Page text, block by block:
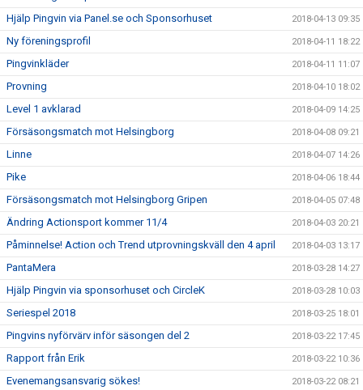
Hjälp Pingvin via Panel.se och Sponsorhuset 2018-04-13 09:35
Ny föreningsprofil 2018-04-11 18:22
Pingvinkläder 2018-04-11 11:07
Provning 2018-04-10 18:02
Level 1 avklarad 2018-04-09 14:25
Försäsongsmatch mot Helsingborg 2018-04-08 09:21
Linne 2018-04-07 14:26
Pike 2018-04-06 18:44
Försäsongsmatch mot Helsingborg Gripen 2018-04-05 07:48
Ändring Actionsport kommer 11/4 2018-04-03 20:21
Påminnelse! Action och Trend utprovningskväll den 4 april 2018-04-03 13:17
PantaMera 2018-03-28 14:27
Hjälp Pingvin via sponsorhuset och CircleK 2018-03-28 10:03
Seriespel 2018 2018-03-25 18:01
Pingvins nyförvärv inför säsongen del 2 2018-03-22 17:45
Rapport från Erik 2018-03-22 10:36
Evenemangsansvarig sökes! 2018-03-22 08:21